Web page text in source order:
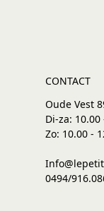
CONTACT
Oude Vest
Di-za:
Zo: 10.00 -
0494/